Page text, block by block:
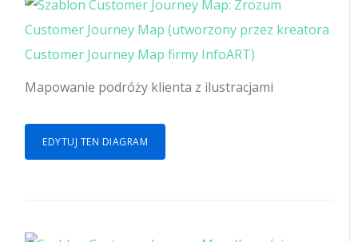
Mapowanie podróży klienta z ilustracjami
EDYTUJ TEN DIAGRAM